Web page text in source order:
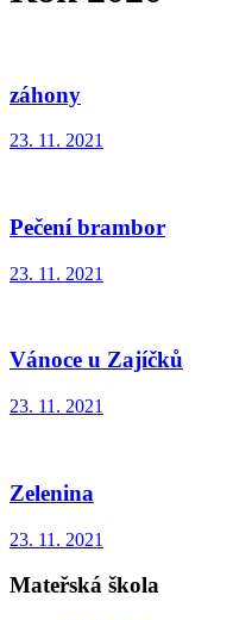
záhony
23. 11. 2021
Pečení brambor
23. 11. 2021
Vánoce u Zajíčků
23. 11. 2021
Zelenina
23. 11. 2021
Mateřská škola